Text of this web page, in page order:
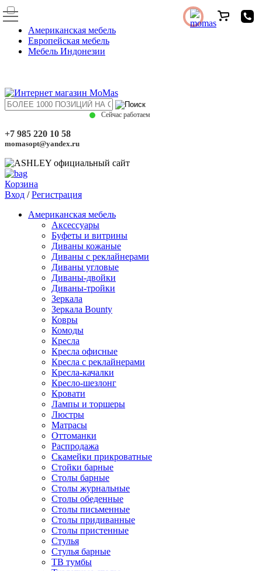
Американская мебель
Европейская мебель
Мебель Индонезии
Сейчас работаем
+7 985 220 10 58
momasopt@yandex.ru
Корзина
Вход /Регистрация
Американская мебель
Аксессуары
Буфеты и витрины
Диваны кожаные
Диваны с реклайнерами
Диваны угловые
Диваны-двойки
Диваны-тройки
Зеркала
Зеркала Bounty
Ковры
Комоды
Кресла
Кресла офисные
Кресла с реклайнерами
Кресла-качалки
Кресло-шезлонг
Кровати
Лампы и торшеры
Люстры
Матрасы
Оттоманки
Распродажа
Скамейки прикроватные
Стойки барные
Столы барные
Столы журнальные
Столы обеденные
Столы письменные
Столы придиванные
Столы пристенные
Стулья
Стулья барные
ТВ тумбы